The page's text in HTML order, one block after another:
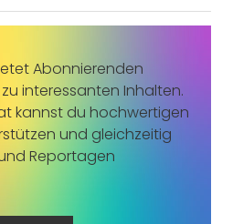
Abonnierenden
interessanten Inhalten.
kannst du hochwertigen
und gleichzeitig
Reportagen